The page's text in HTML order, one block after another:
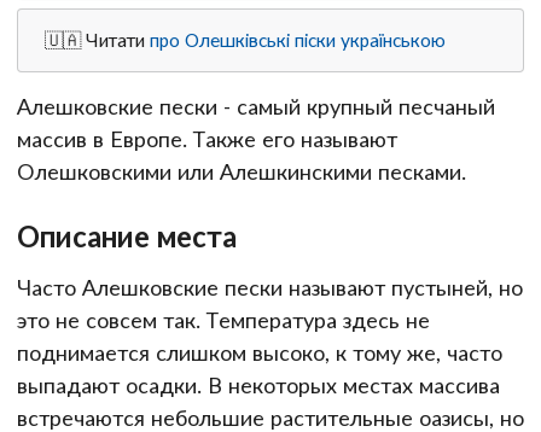
🇺🇦 Читатипро Олешківські піски українською
Алешковские пески - самый крупный песчаный
массив в Европе. Также его называют
Олешковскими или Алешкинскими песками.
Описание места
Часто Алешковские пески называют пустыней, но
это не совсем так. Температура здесь не
поднимается слишком высоко, к тому же, часто
выпадают осадки. В некоторых местах массива
встречаются небольшие растительные оазисы, но